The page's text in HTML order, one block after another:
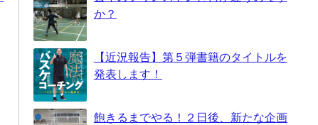
か？
【近況報告】第５弾書籍のタイトルを
発表します！
飽きるまでやる！２日後、新たな企画